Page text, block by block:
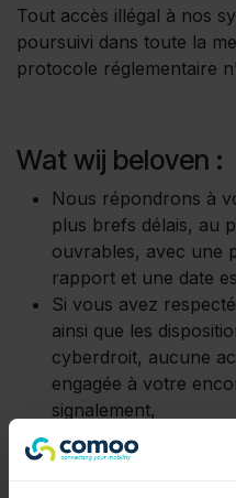
Tout accès illégal à nos
poursuivi dans toute la
protocole réglementaire
Wat wij beloven :
Nous répondrons à
plus brefs délais, au
ouvrables, avec une
rapport et une date
Si vous avez
ainsi que les
cyberdroit, aucune
engagée à votre
signalement,
Nous traiterons
confidentielle et ne